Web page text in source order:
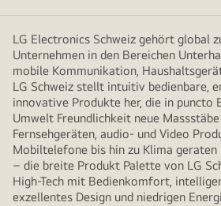
LG Electronics Schweiz gehört global
Unternehmen in den Bereichen
mobile Kommunikation,
LG Schweiz stellt intuitiv bedienbare,
innovative Produkte her, die in puncto
Umwelt Freundlichkeit neue
Fernsehgeräten, audio- und Video
Mobiltelefone bis hin zu Klima geraten
– die breite Produkt Palette von LG
High-Tech mit Bedienkomfort,
exzellentes Design und niedrigen